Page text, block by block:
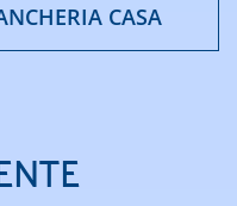
CASA